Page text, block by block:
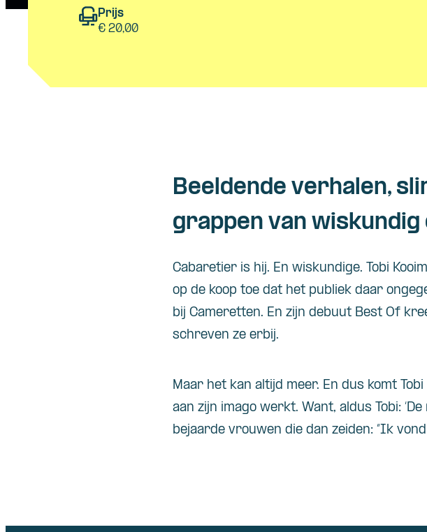
Prijs
€ 20,00
Beeldende verhalen,
grappen van
Cabaretier is hij. En wiskundige. Tobi
op de koop toe dat het publiek daar
bij Cameretten. En zijn debuut Best Of
schreven ze erbij.
Maar het kan altijd meer. En dus komt
aan zijn imago werkt. Want, aldus Tobi:
bejaarde vrouwen die dan zeiden: “Ik